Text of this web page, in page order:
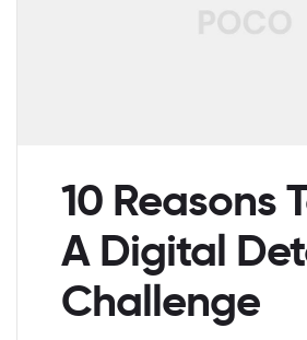
10 Reasons
A Digital
Challenge